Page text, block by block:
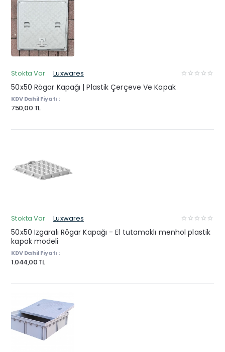
Stokta Var Luxwares
50x50 Rögar Kapağı | Plastik Çerçeve Ve Kapak
KDV Dahil Fiyatı :
750,00 TL
Stokta Var Luxwares
50x50 Izgaralı Rögar Kapağı - El tutamaklı menhol plastik
kapak modeli
KDV Dahil Fiyatı :
1.044,00 TL